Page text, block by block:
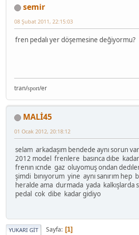
semir
08 Şubat 2011, 22:15:03
fren pedalı yer döşemesine değiyormu?
tran/sport/er
MALİ45
01 Ocak 2012, 20:18:12
selam arkadaşım bendede aynı sorun
2012 model frenlere basınca dıbe kadar
frenın ıcnde gaz oluyomuş ondan
şimdi bınıyorum yine aynı sanırım hep
heralde ama durmada yada kalkışlarda
pedal cok dibe kadar gidiyo
YUKARI GIT Sayfa 1